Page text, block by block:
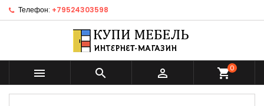
Телефон: +79524303598
   shopping_cart0